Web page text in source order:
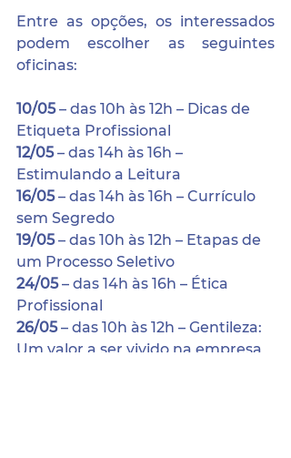
Entre as opções, os interessados
podem escolher as seguintes
oficinas:
10/05 – das 10h às 12h – Dicas de
Etiqueta Profissional
12/05 – das 14h às 16h –
Estimulando a Leitura
16/05 – das 14h às 16h – Currículo
sem Segredo
19/05 – das 10h às 12h – Etapas de
um Processo Seletivo
24/05 – das 14h às 16h – Ética
Profissional
26/05 – das 10h às 12h – Gentileza:
Um valor a ser vivido na empresa